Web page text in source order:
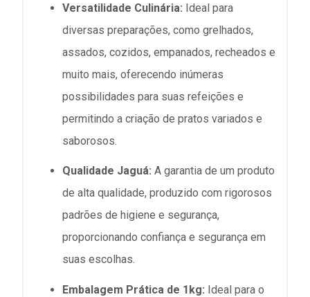
Versatilidade Culinária: Ideal para
diversas preparações, como grelhados,
assados, cozidos, empanados, recheados e
muito mais, oferecendo inúmeras
possibilidades para suas refeições e
permitindo a criação de pratos variados e
saborosos.
Qualidade Jaguá: A garantia de um produto
de alta qualidade, produzido com rigorosos
padrões de higiene e segurança,
proporcionando confiança e segurança em
suas escolhas.
Embalagem Prática de 1kg: Ideal para o